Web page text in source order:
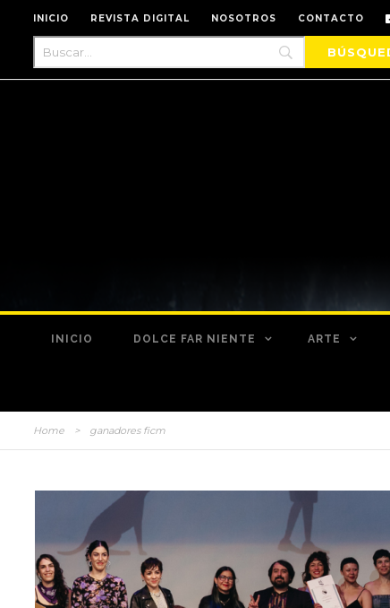
INICIO REVISTA DIGITAL NOSOTROS CONTACTO
INICIO DOLCE FAR NIENTE ARTE
Home > ganadores ficm